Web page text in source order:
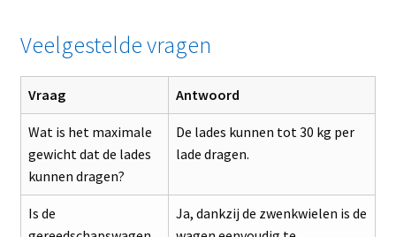
Veelgestelde vragen
Vraag Antwoord
Wat is het maximale
gewicht dat de lades
kunnen dragen?
De lades kunnen tot 30 kg per
lade dragen.
Is de
Ja, dankzij de zwenkwielen is de